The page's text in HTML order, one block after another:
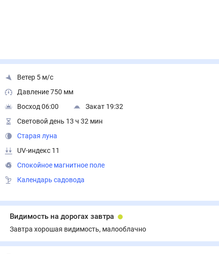
Ветер 5 м/с
Давление 750 мм
Восход 06:00
Закат 19:32
Световой день 13 ч 32 мин
Старая луна
UV-индекс 11
Спокойное магнитное поле
Календарь садовода
Видимость на дорогах завтра
Завтра хорошая видимость, малооблачно